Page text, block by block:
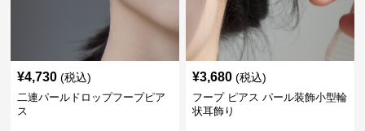
¥4,730 (税込)
二連パールドロップフープピア
ス
¥3,680 (税込)
フープ ピアス パール装飾小型輪
状耳飾り